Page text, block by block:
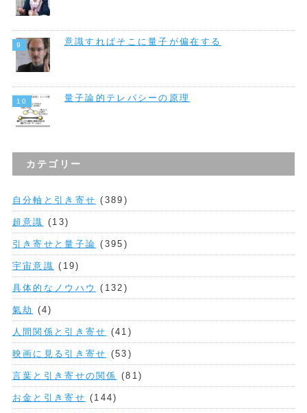
意識すればそこに量子が偏在する
量子論的テレパシーの原理
カテゴリー
自分軸と引き寄せ (389)
超意識 (13)
引き寄せと量子論 (395)
宇宙意識 (19)
具体的なノウハウ (132)
氣劫 (4)
人間関係と引き寄せ (41)
映画に見る引き寄せ (53)
言葉と引き寄せの関係 (81)
お金と引き寄せ (144)